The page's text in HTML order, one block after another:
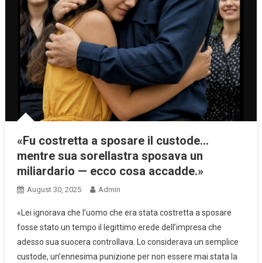
«Fu costretta a sposare il custode…
mentre sua sorellastra sposava un
miliardario — ecco cosa accadde.»
August 30, 2025 Admin
«Lei ignorava che l’uomo che era stata costretta a sposare
fosse stato un tempo il legittimo erede dell’impresa che
adesso sua suocera controllava. Lo considerava un semplice
custode, un’ennesima punizione per non essere mai stata la